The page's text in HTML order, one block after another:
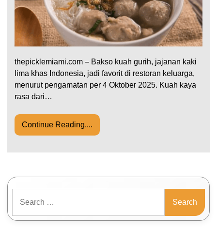
thepicklemiami.com – Bakso kuah gurih, jajanan kaki
lima khas Indonesia, jadi favorit di restoran keluarga,
menurut pengamatan per 4 Oktober 2025. Kuah kaya
rasa dari…
Continue Reading....
for: